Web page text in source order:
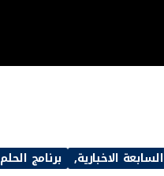
السابعة الاخبارية برنامج الحلم